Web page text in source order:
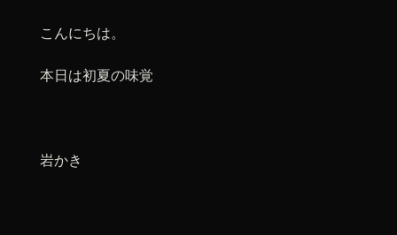
こんにちは。
本日は初夏の味覚
岩かき